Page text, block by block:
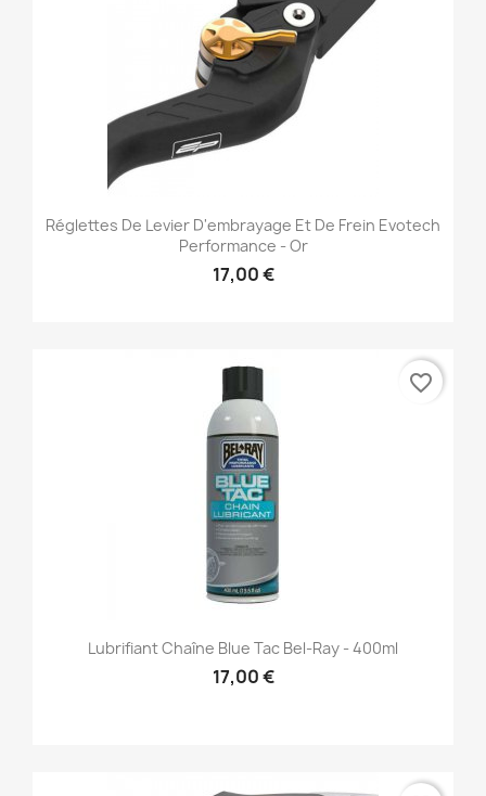
Réglettes De Levier D'embrayage Et De Frein Evotech
Performance - Or
17,00 €
Lubrifiant Chaîne Blue Tac Bel-Ray - 400ml
17,00 €
favorite_border